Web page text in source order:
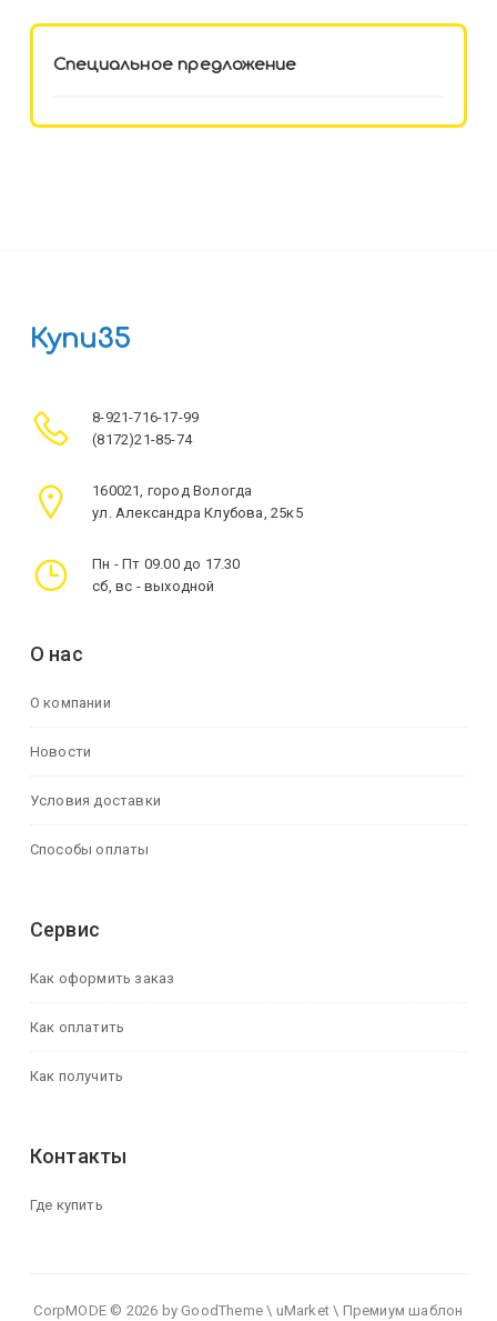
Специальное предложение
Купи35
8-921-716-17-99
(8172)21-85-74
160021, город Вологда
ул. Александра Клубова, 25к5
Пн - Пт 09.00 до 17.30
сб, вс - выходной
О нас
О компании
Новости
Условия доставки
Способы оплаты
Сервис
Как оформить заказ
Как оплатить
Как получить
Контакты
Где купить
CorpMODE © 2026 by GoodTheme \ uMarket \ Премиум шаблон